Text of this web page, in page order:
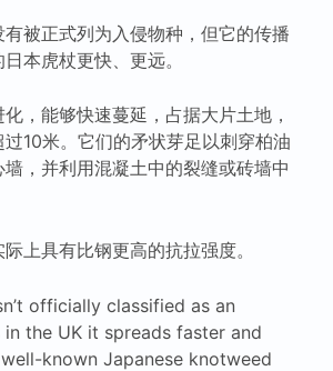
被正式列为入侵物种，但它的传播
本虎杖更快、更远。
，能够快速蔓延，占据大片土地，
10米。它们的矛状芽足以刺穿柏油
，并利用混凝土中的裂缝或砖墙中
上具有比钢更高的抗拉强度。
officially classified as an
in the UK it spreads faster and
known Japanese knotweed